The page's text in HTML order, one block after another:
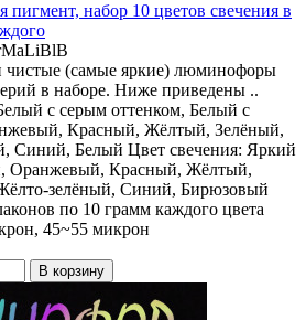
набор 10 цветов свечения в
(самые яркие) люминофоры
в наборе. Ниже приведены ..
с серым оттенком, Белый с
Красный, Жёлтый, Зелёный,
Синий, Белый Цвет свечения: Яркий
Оранжевый, Красный, Жёлтый,
зелёный, Синий, Бирюзовый
по 10 грамм каждого цвета
45~55 микрон
В корзину